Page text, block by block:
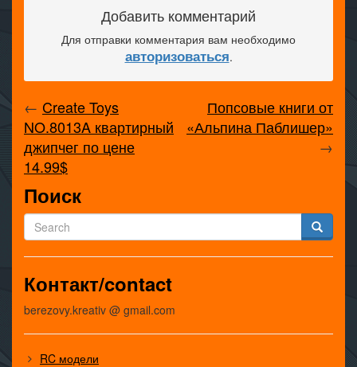
Добавить комментарий
Для отправки комментария вам необходимо
авторизоваться.
← Create Toys
NO.8013A квартирный
джипчег по цене
14.99$
Попсовые книги от
«Альпина Паблишер»
→
Поиск
Контакт/contact
berezovy.kreativ @ gmail.com
RC модели